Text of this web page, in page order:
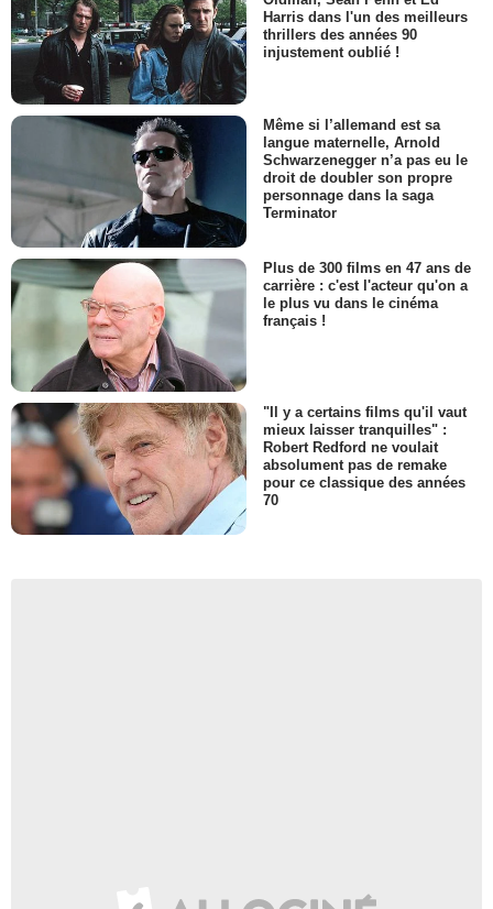
Harris dans l'un des meilleurs
thrillers des années 90
injustement oublié !
Même si l’allemand est sa
langue maternelle, Arnold
Schwarzenegger n’a pas eu le
droit de doubler son propre
personnage dans la saga
Terminator
Plus de 300 films en 47 ans de
carrière : c'est l'acteur qu'on a
le plus vu dans le cinéma
français !
"Il y a certains films qu'il vaut
mieux laisser tranquilles" :
Robert Redford ne voulait
absolument pas de remake
pour ce classique des années
70